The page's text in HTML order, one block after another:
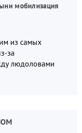
мобилизация
из самых
за
людоловами